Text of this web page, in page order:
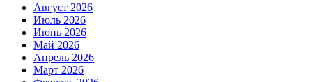
Август 2026
Июль 2026
Июнь 2026
Май 2026
Апрель 2026
Март 2026